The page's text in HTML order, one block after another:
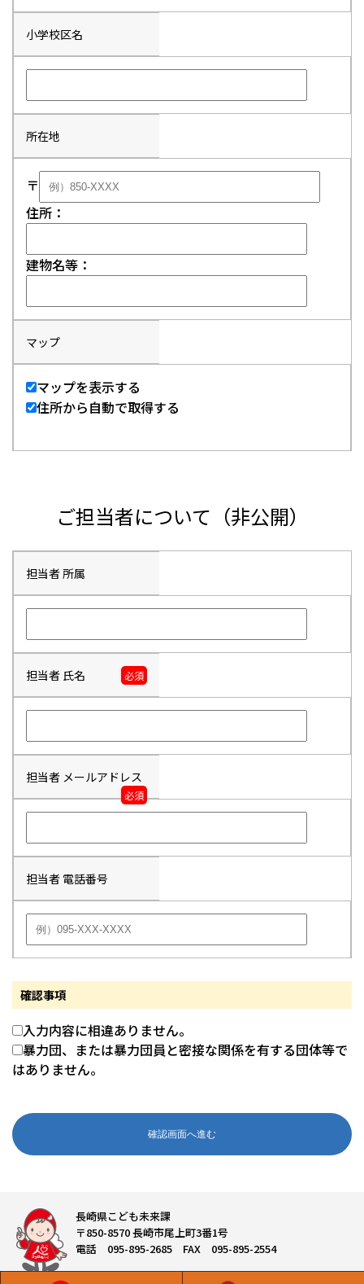
小学校区名
所在地
〒
住所：
建物名等：
マップ
マップを表示する
住所から自動で取得する
ご担当者について（非公開）
担当者 所属
担当者 氏名 必須
担当者 メールアドレス
必須
担当者 電話番号
確認事項
入力内容に相違ありません。
暴力団、または暴力団員と密接な関係を有する団体等で
はありません。
長崎県こども未来課
〒850-8570 長崎市尾上町3番1号
電話 095-895-2685 FAX 095-895-2554